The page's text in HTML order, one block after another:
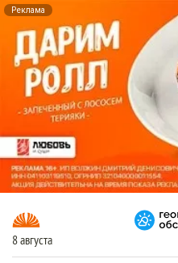
Реклама
8 августа